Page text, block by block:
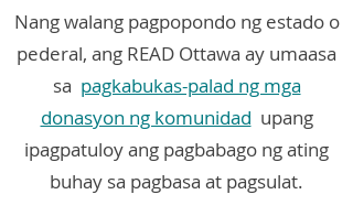
Nang walang pagpopondo ng estado o
pederal, ang READ Ottawa ay umaasa
sa pagkabukas-palad ng mga
donasyon ng komunidad upang
ipagpatuloy ang pagbabago ng ating
buhay sa pagbasa at pagsulat.